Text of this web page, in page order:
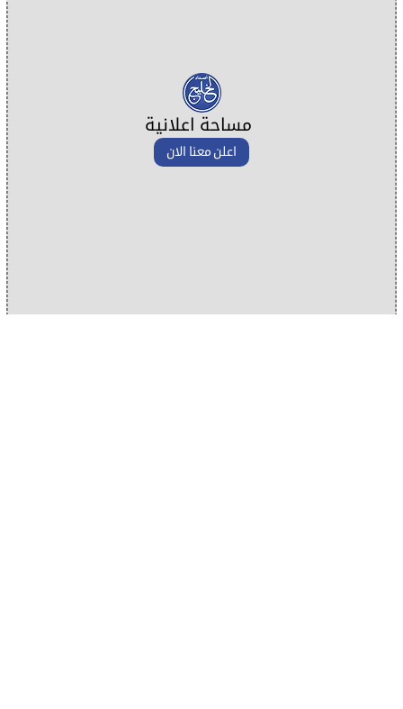
مساحة اعلانية
اعلن معنا الان